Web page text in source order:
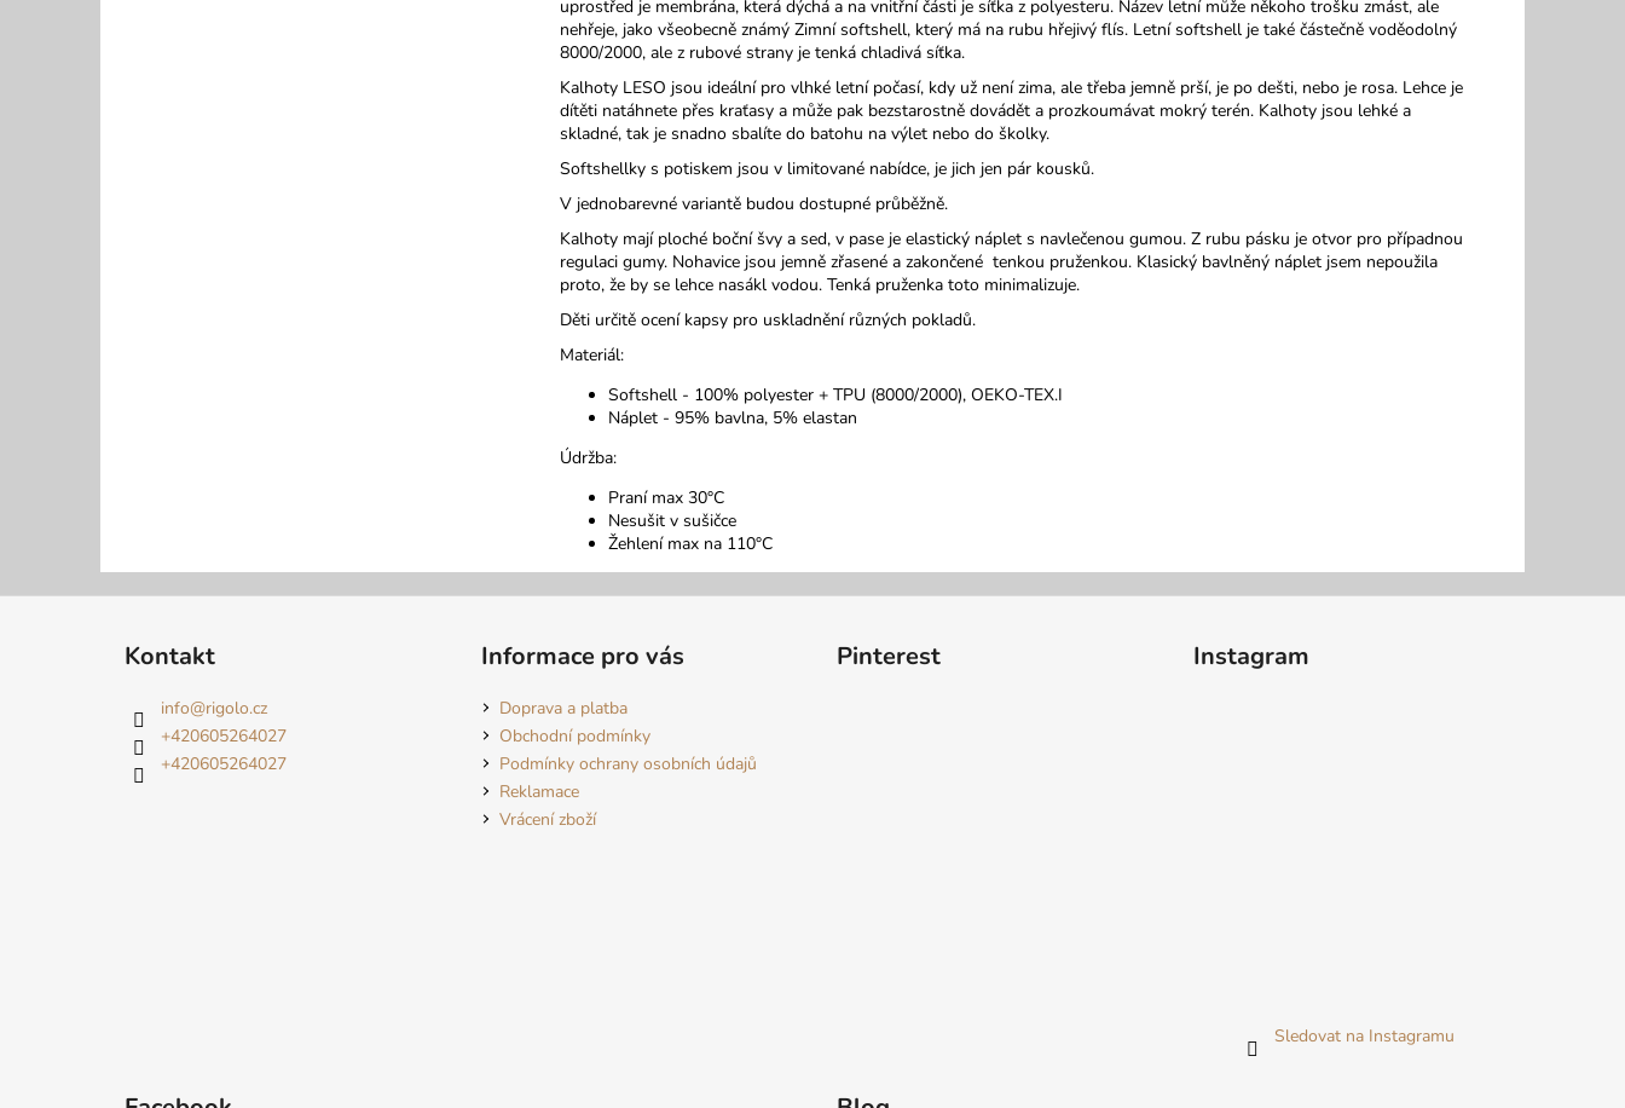
uprostřed je membrána, která dýchá a na vnitřní části je síťka z polyesteru. Název letní může někoho trošku zmást, ale
nehřeje, jako všeobecně známý Zimní softshell, který má na rubu hřejivý flís. Letní softshell je také částečně voděodolný
8000/2000, ale z rubové strany je tenká chladivá síťka.
Kalhoty LESO jsou ideální pro vlhké letní počasí, kdy už není zima, ale třeba jemně prší, je po dešti, nebo je rosa. Lehce je
dítěti natáhnete přes kraťasy a může pak bezstarostně dovádět a prozkoumávat mokrý terén. Kalhoty jsou lehké a
skladné, tak je snadno sbalíte do batohu na výlet nebo do školky.
Softshellky s potiskem jsou v limitované nabídce, je jich jen pár kousků.
V jednobarevné variantě budou dostupné průběžně.
Kalhoty mají ploché boční švy a sed, v pase je elastický náplet s navlečenou gumou. Z rubu pásku je otvor pro případnou
regulaci gumy. Nohavice jsou jemně zřasené a zakončené tenkou pruženkou. Klasický bavlněný náplet jsem nepoužila
proto, že by se lehce nasákl vodou. Tenká pruženka toto minimalizuje.
Děti určitě ocení kapsy pro uskladnění různých pokladů.
Materiál:
Softshell - 100% polyester + TPU (8000/2000), OEKO-TEX.I
Náplet - 95% bavlna, 5% elastan
Údržba:
Praní max 30°C
Nesušit v sušičce
Žehlení max na 110°C
Kontakt
info@rigolo.cz
+420605264027
+420605264027
Informace pro vás
Doprava a platba
Obchodní podmínky
Podmínky ochrany osobních údajů
Reklamace
Vrácení zboží
Pinterest Instagram
Sledovat na Instagramu